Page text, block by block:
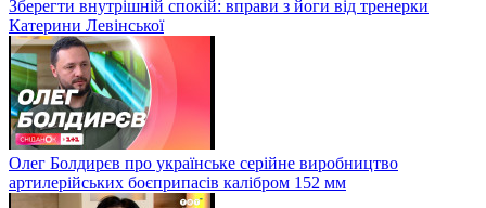
Зберегти внутрішній спокій: вправи з йоги від тренерки
Катерини Левінської
Олег Болдирєв про українське серійне виробництво
артилерійських боєприпасів калібром 152 мм